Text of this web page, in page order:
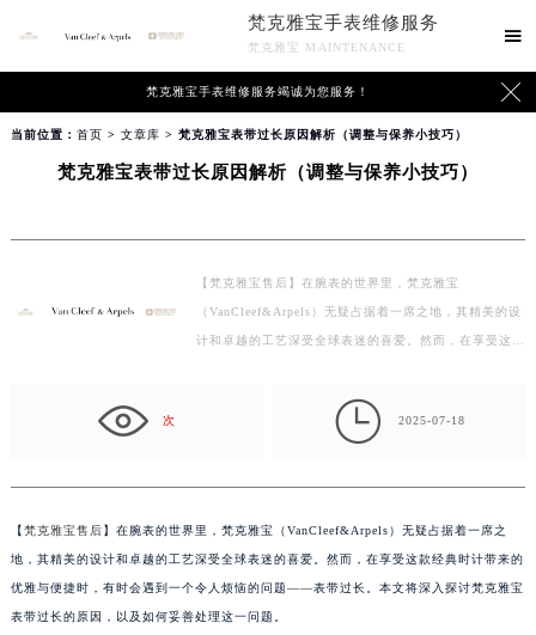
梵克雅宝手表维修服务
梵克雅宝 MAINTENANCE

梵克雅宝手表维修服务竭诚为您服务！ 
当前位置： 首页 > 文章库 > 梵克雅宝表带过长原因解析（调整与保养小技巧）
梵克雅宝表带过长原因解析（调整与保养小技巧）
【梵克雅宝售后】在腕表的世界里，梵克雅宝
（VanCleef&Arpels）无疑占据着一席之地，其精美的设
计和卓越的工艺深受全球表迷的喜爱。然而，在享受这款
次  2025-07-18
【梵克雅宝售后】在腕表的世界里，梵克雅宝（VanCleef&Arpels）无疑占据着一席之
地，其精美的设计和卓越的工艺深受全球表迷的喜爱。然而，在享受这款经典时计带来的
优雅与便捷时，有时会遇到一个令人烦恼的问题——表带过长。本文将深入探讨梵克雅宝
表带过长的原因，以及如何妥善处理这一问题。